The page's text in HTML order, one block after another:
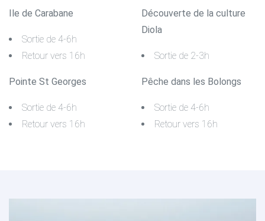
Ile de Carabane
Sortie de 4-6h
Retour vers 16h
Découverte de la culture
Diola
Sortie de 2-3h
Pointe St Georges
Sortie de 4-6h
Retour vers 16h
Pêche dans les Bolongs
Sortie de 4-6h
Retour vers 16h